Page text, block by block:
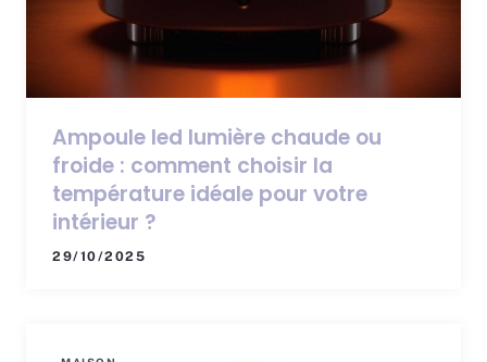
Ampoule led lumière chaude ou
froide : comment choisir la
température idéale pour votre
intérieur ?
29/10/2025